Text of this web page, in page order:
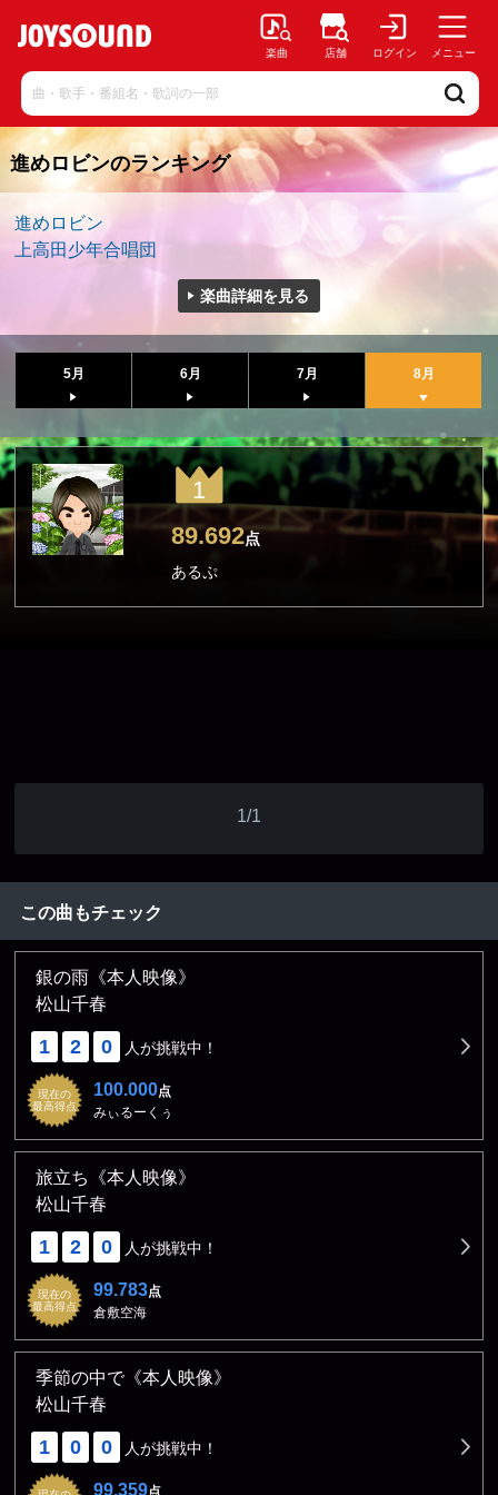
楽曲 店舗 ログイン メニュー
進めロビンのランキング
進めロビン
上高田少年合唱団
楽曲詳細を見る
5月 6月 7月 8月
1
89.692点
あるぷ
1/1
この曲もチェック
銀の雨《本人映像》
松山千春
1 2 0 人が挑戦中！
現在の
最高得点
100.000点
みぃるーくぅ
旅立ち《本人映像》
松山千春
1 2 0 人が挑戦中！
現在の
最高得点
99.783点
倉敷空海
季節の中で《本人映像》
松山千春
1 0 0 人が挑戦中！
99.359点